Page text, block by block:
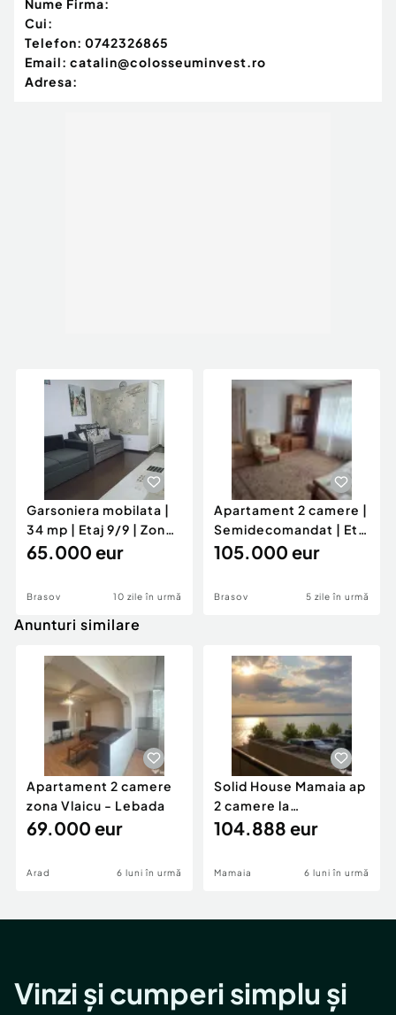
Nume Firma:
Cui:
Telefon: 0742326865
Email: catalin@colosseuminvest.ro
Adresa:
Garsoniera mobilata |
34 mp | Etaj 9/9 | Zona
Astra
65.000 eur
Brasov 10 zile în urmă
Apartament 2 camere |
Semidecomandat | Etaj
1/4 | Centrul Civic
105.000 eur
Brasov 5 zile în urmă
Anunturi similare
Apartament 2 camere
zona Vlaicu - Lebada
69.000 eur
Arad 6 luni în urmă
Solid House Mamaia ap
2 camere la
cheie,langa Mega
104.888 eur
Mamaia 6 luni în urmă
Vinzi și cumperi simplu și